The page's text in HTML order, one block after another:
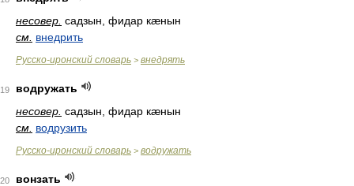
несовер. садзын, фидар кæнын
см. внедрить
Русско-иронский словарь > внедрять
19
водружать
несовер. садзын, фидар кæнын
см. водрузить
Русско-иронский словарь > водружать
20
вонзать